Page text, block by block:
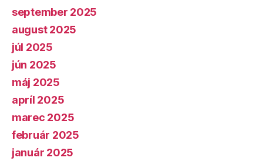
september 2025
august 2025
júl 2025
jún 2025
máj 2025
apríl 2025
marec 2025
február 2025
január 2025